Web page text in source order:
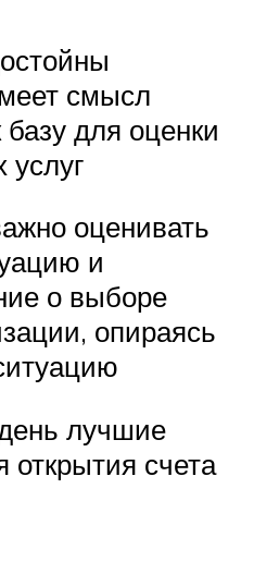
смысл
базу для оценки
услуг
оценивать
и
о выборе
опираясь
лучшие
счета